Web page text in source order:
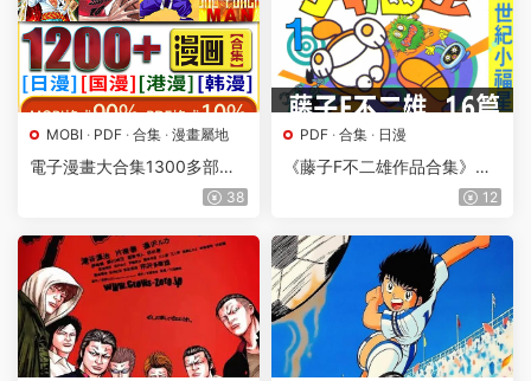
MOBI · PDF · 合集 · 漫畫屬地
電子漫畫大合集1300多部漫
畫kindle資源寶庫海量漫畫資
38
PDF · 合集 · 日漫
《藤子F不二雄作品合集》藤
子F不二雄創作 PDF版電子漫
12